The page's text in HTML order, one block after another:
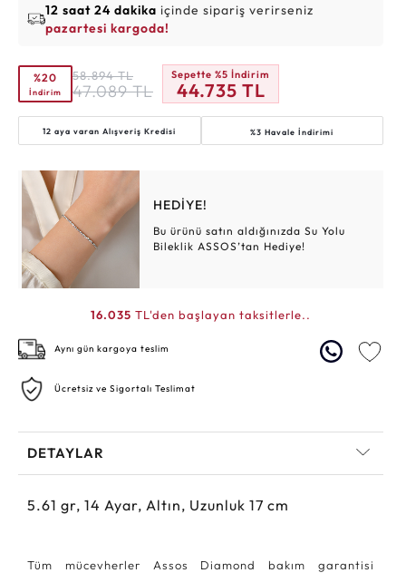
12 saat 24 dakika içinde sipariş verirseniz
pazartesi kargoda!
%20
İndirim
58.894 TL
47.089 TL
Sepette %5 İndirim
44.735 TL
12 aya varanAlışveriş Kredisi %3 Havale İndirimi
HEDİYE!
Bu ürünü satın aldığınızda Su Yolu
Bileklik ASSOS’tan Hediye!
16.035 TL'den başlayan taksitlerle..
Aynı gün kargoya teslim
Ücretsiz ve Sigortalı Teslimat
DETAYLAR
5.61 gr, 14 Ayar, Altın, Uzunluk 17 cm
Tüm mücevherler Assos Diamond bakım garantisi